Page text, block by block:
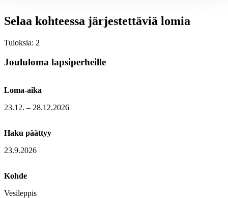
Selaa kohteessa järjestettäviä lomia
Tuloksia: 2
Joululoma lapsiperheille
Loma-aika
23.12. – 28.12.2026
Haku päättyy
23.9.2026
Kohde
Vesileppis